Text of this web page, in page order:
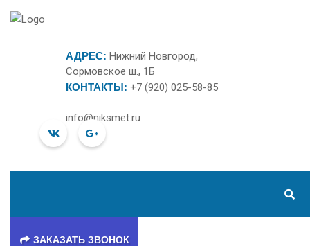
АДРЕС: Нижний Новгород,
Сормовское ш., 1Б
КОНТАКТЫ: +7 (920) 025-58-85
info@niksmet.ru
ЗАКАЗАТЬ ЗВОНОК